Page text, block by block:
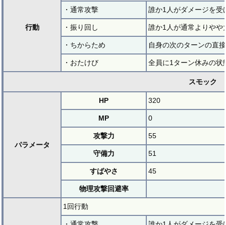
行動
・通常攻撃 誰か1人がダメージを受
・振り回し 誰か1人が通常よりやや
・ちからため 自身の次のターンの直
・おたけび 全員に1ターン休みの状
スモック
パラメータ
HP 320
MP 0
攻撃力 55
守備力 51
すばやさ 45
物理攻撃回避率
1回行動